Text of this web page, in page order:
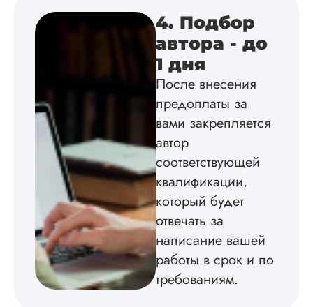
соответствии с
Взаимодействие с
клиентами
по всем вопросам.
Благодарен.
Инна
Диссертация
Магистерскую
4. Подбор
автора - до
1 дня
После внесения
предоплаты за
вами закрепляется
автор
соответствующей
квалификации,
который будет
отвечать за
написание вашей
работы в срок и по
требованиям.